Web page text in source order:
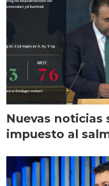
Nuevas noticias
impuesto al